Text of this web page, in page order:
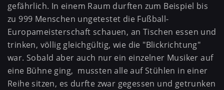
gefährlich. In einem Raum durften zum Beispiel bis
zu 999 Menschen ungetestet die Fußball-
Europameisterschaft schauen, an Tischen essen und
trinken, völlig gleichgültig, wie die "Blickrichtung"
war. Sobald aber auch nur ein einzelner Musiker auf
eine Bühne ging, mussten alle auf Stühlen in einer
Reihe sitzen, es durfte zwar gegessen und getrunken